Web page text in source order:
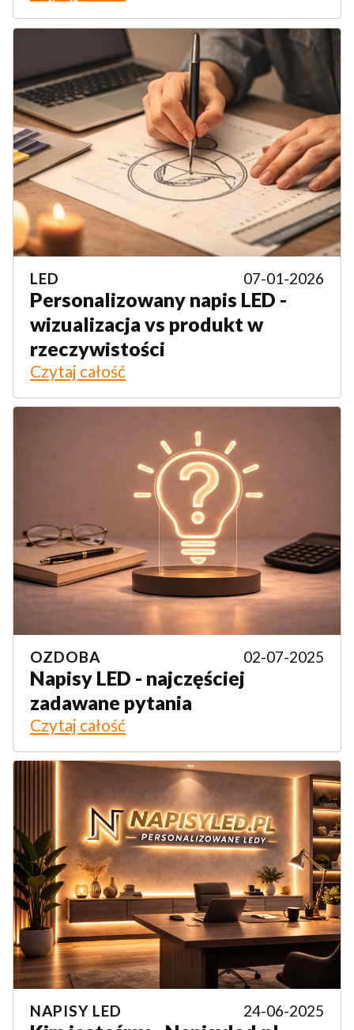
LED 07-01-2026
Personalizowany napis LED -
wizualizacja vs produkt w
rzeczywistości
Czytaj całość
OZDOBA 02-07-2025
Napisy LED - najczęściej
zadawane pytania
Czytaj całość
NAPISY LED 24-06-2025